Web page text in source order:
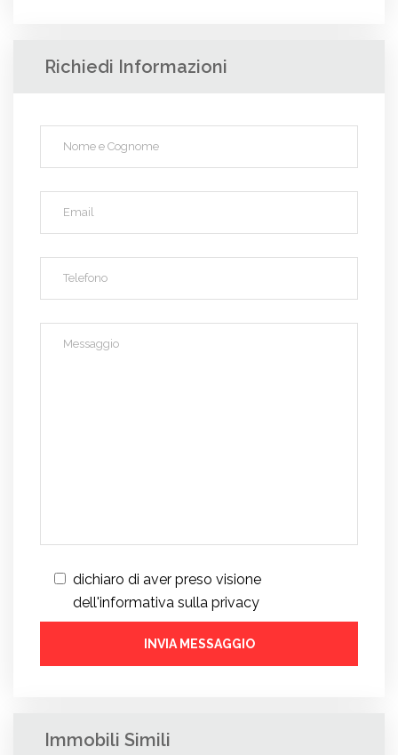
Richiedi Informazioni
dichiaro di aver preso visione
dell'informativa sulla privacy
Immobili Simili